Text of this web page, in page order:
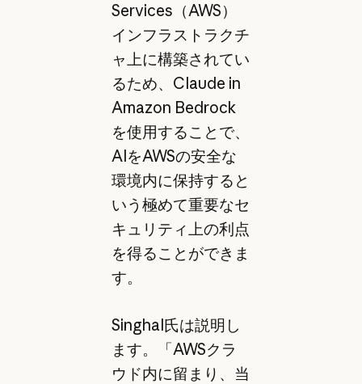
Services（AWS）
インフラストラクチ
ャ上に構築されてい
るため、Claude in
Amazon Bedrock
を使用することで、
AIをAWSの安全な
環境内に保持すると
いう極めて重要なセ
キュリティ上の利点
を得ることができま
す。
Singhal氏は説明し
ます。「AWSクラ
ウド内に留まり、当